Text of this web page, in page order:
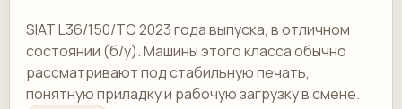
SIAT L36/150/TC 2023 года выпуска, в отличном
состоянии (б/у). Машины этого класса обычно
рассматривают под стабильную печать,
понятную приладку и рабочую загрузку в смене.